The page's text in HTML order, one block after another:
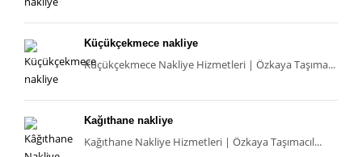
Küçükçekmece nakliye
Küçükçekmece Nakliye Hizmetleri | Özkaya Taşıma...
Kağıthane nakliye
Kağıthane Nakliye Hizmetleri | Özkaya Taşımacıl...